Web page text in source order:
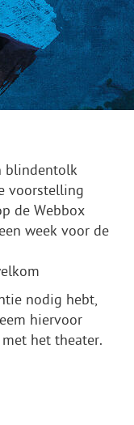
blindentolk
voorstelling
de Webbox
week voor de
nodig hebt,
hiervoor
het theater.